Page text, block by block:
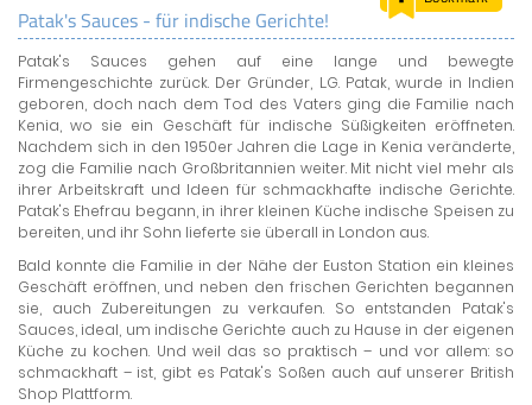
LAND & LEUTE
LERNCENTER
ENGLISCH
ENGLAND ZUHAUSE
BRITISH SHOP
Patak's Sauces - für indische Gerichte!
Patak's Sauces gehen auf eine lange und bewegte
Firmengeschichte zurück. Der Gründer, L.G. Patak, wurde in Indien
geboren, doch nach dem Tod des Vaters ging die Familie nach
Kenia, wo sie ein Geschäft für indische Süßigkeiten eröffneten.
Nachdem sich in den 1950er Jahren die Lage in Kenia veränderte,
zog die Familie nach Großbritannien weiter. Mit nicht viel mehr als
ihrer Arbeitskraft und Ideen für schmackhafte indische Gerichte.
Patak's Ehefrau begann, in ihrer kleinen Küche indische Speisen zu
bereiten, und ihr Sohn lieferte sie überall in London aus.
Bald konnte die Familie in der Nähe der Euston Station ein kleines
Geschäft eröffnen, und neben den frischen Gerichten begannen
sie, auch Zubereitungen zu verkaufen. So entstanden Patak's
Sauces, ideal, um indische Gerichte auch zu Hause in der eigenen
Küche zu kochen. Und weil das so praktisch – und vor allem: so
schmackhaft – ist, gibt es Patak's Soßen auch auf unserer British
Shop Plattform.